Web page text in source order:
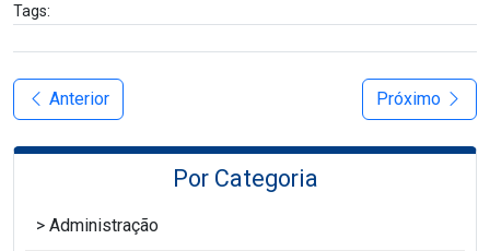
Tags:
Anterior Próximo
Por Categoria
Administração